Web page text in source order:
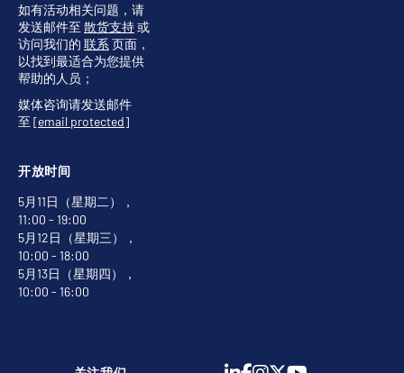
开放时间
5月11日（星期二），
11:00 - 19:00
5月12日（星期三），
10:00 - 18:00
5月13日（星期四），
10:00 - 16:00
如有活动相关问题，请
发送邮件至 散货支持或
访问我们的 联系 页面，
以找到最适合为您提供
帮助的人员；
媒体咨询请发送邮件
至 [email protected]